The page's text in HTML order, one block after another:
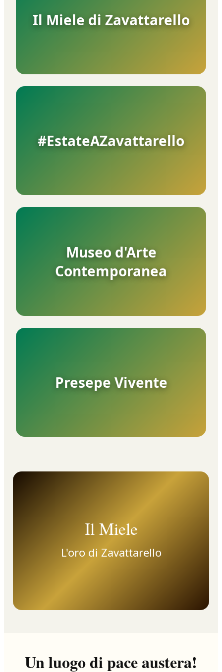
Il Miele di Zavattarello
#EstateAZavattarello
Museo d'Arte
Contemporanea
Presepe Vivente
Il Miele
L'oro di Zavattarello
Un luogo di pace austera!